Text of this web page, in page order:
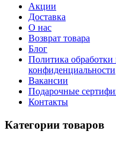
Акции
Доставка
О нас
Возврат товара
Блог
Политика
конфиденциальности
Вакансии
Подарочные
Контакты
Категории товаров